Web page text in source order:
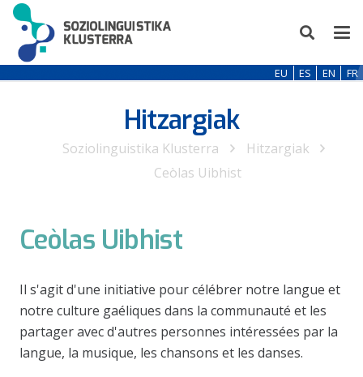
EU ES EN FR
Hitzargiak
Soziolinguistika Klusterra
Hitzargiak
Ceòlas Uibhist
Ceòlas Uibhist
Il s'agit d'une initiative pour célébrer notre langue et
notre culture gaéliques dans la communauté et les
partager avec d'autres personnes intéressées par la
langue, la musique, les chansons et les danses.